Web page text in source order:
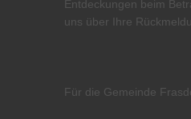
Entdeckungen beim
uns über Ihre
Für die Gemeinde